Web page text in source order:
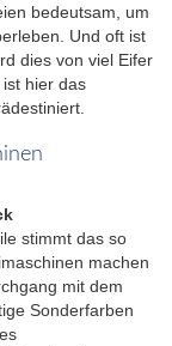
bedeutsam, um
Und oft ist
dies von viel Eifer
hier das
stimmt das so
machen
mit dem
Sonderfarben